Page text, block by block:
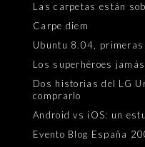
Las carpetas están
Carpe diem
Ubuntu 8.04,
Los superhéroes
Dos historias del LG
comprarlo
Android vs iOS: un
Evento Blog España